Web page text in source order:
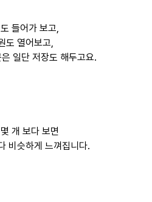
들어가 보고,
도 열어보고,
일단 저장도 해두고요.
개 보다 보면
비슷하게 느껴집니다.